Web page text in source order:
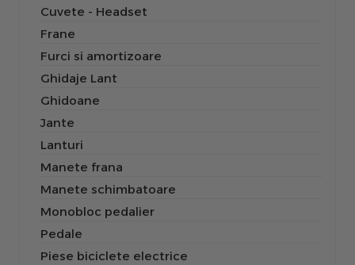
Cuvete - Headset
Frane
Furci si amortizoare
Ghidaje Lant
Ghidoane
Jante
Lanturi
Manete frana
Manete schimbatoare
Monobloc pedalier
Pedale
Piese biciclete electrice